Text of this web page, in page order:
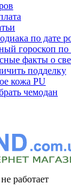
по дате
гороскоп
факты о
подделку
кожа PU
чемодан
работает